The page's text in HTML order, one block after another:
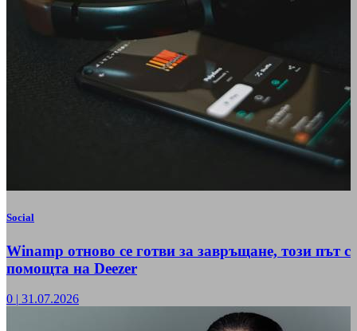
Social
Winamp отново се готви за завръщане, този път с
помощта на Deezer
0 | 31.07.2026